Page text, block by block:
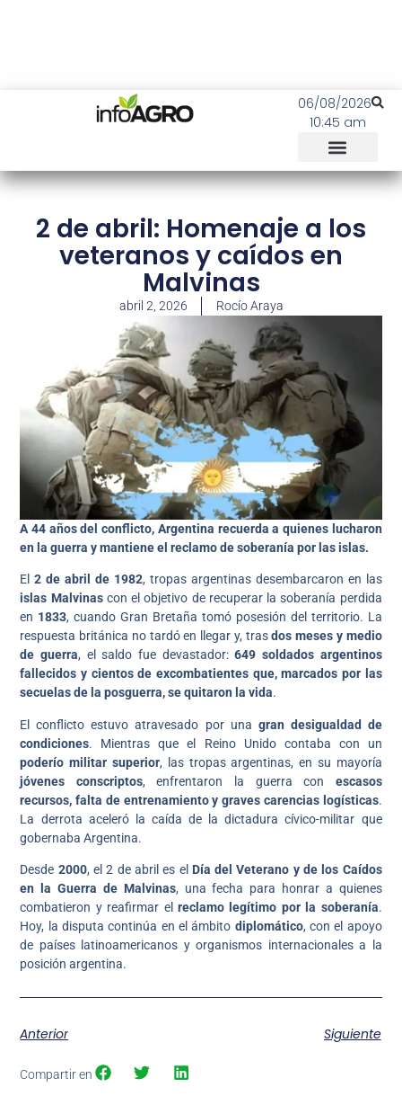
06/08/2026
10:45 am
2 de abril: Homenaje a los
veteranos y caídos en
Malvinas
abril 2, 2026 Rocío Araya
A 44 años del conflicto, Argentina recuerda a quienes lucharon
en la guerra y mantiene el reclamo de soberanía por las islas.
El2 de abril de 1982, tropas argentinas desembarcaron en las
islas Malvinascon el objetivo de recuperar la soberanía perdida
en 1833, cuando Gran Bretaña tomó posesión del territorio. La
respuesta británica no tardó en llegar y, trasdos meses y medio
de guerra, el saldo fue devastador:649 soldados argentinos
fallecidos y cientos de excombatientes que, marcados por las
secuelas de la posguerra, se quitaron la vida.
El conflicto estuvo atravesado por una gran desigualdad de
condiciones. Mientras que el Reino Unido contaba con un
poderío militar superior, las tropas argentinas, en su mayoría
jóvenes conscriptos, enfrentaron la guerra con escasos
recursos, falta de entrenamiento y graves carencias logísticas.
La derrota aceleró la caída de la dictadura cívico-militar que
gobernaba Argentina.
Desde 2000, el 2 de abril es el Día del Veterano y de los Caídos
en la Guerra de Malvinas, una fecha para honrar a quienes
combatieron y reafirmar el reclamo legítimo por la soberanía.
Hoy, la disputa continúa en el ámbito diplomático, con el apoyo
de países latinoamericanos y organismos internacionales a la
posición argentina.
Anterior Siguiente
Compartir en